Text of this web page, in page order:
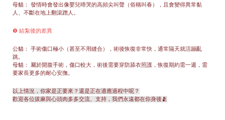
母貓： 發情時會發出像嬰兒啼哭的高頻尖叫聲（俗稱叫春），且會變得異常黏
人、不斷在地上翻滾蹭人。
❺ 結紮後的差異
公貓： 手術傷口極小（甚至不用縫合），術後恢復非常快，通常隔天就活蹦亂
跳。
母貓： 屬於開腹手術，傷口較大，術後需要穿防舔衣照護，恢復期約需一週，需
要家長更多的耐心安撫。
以上情況，你家是正要來？還是正在適應過程中呢？
歡迎各位拔麻與心頭肉多多交流、支持，我們永遠都在你身後🫂